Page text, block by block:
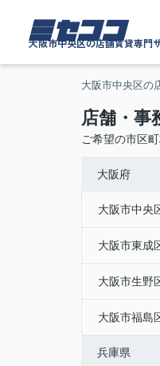
ミセココ
大阪市中央区の店舗賃貸専門
大阪市中央区の
店舗・事
ご希望の市区
大阪府
大阪市中央
大阪市東成
大阪市生野
大阪市福島
兵庫県